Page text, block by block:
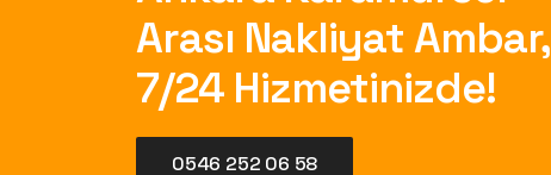
Arası Nakliyat Ambar,
7/24 Hizmetinizde!
0546 252 06 58